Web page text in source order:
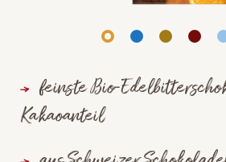
feinste Bio-
Kakaoanteil